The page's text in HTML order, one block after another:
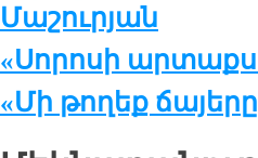
Մաշուրյան
«Սորոսի
«Մի թողեք